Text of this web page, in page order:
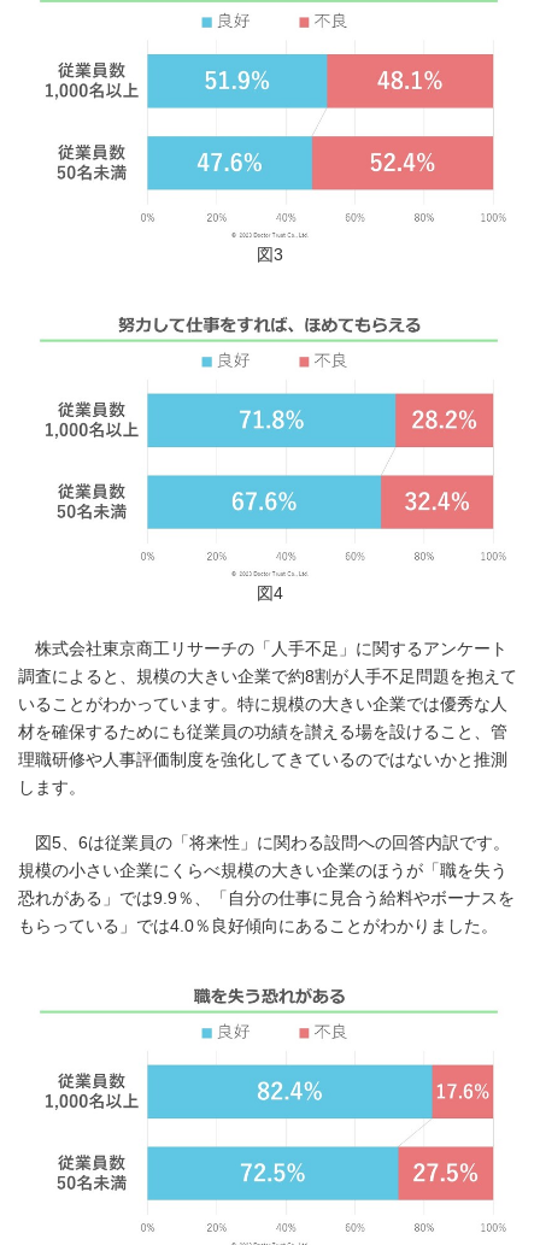
図3
図4
株式会社東京商工リサーチの「人手不足」に関するアンケート
調査によると、規模の大きい企業で約8割が人手不足問題を抱えて
いることがわかっています。特に規模の大きい企業では優秀な人
材を確保するためにも従業員の功績を讃える場を設けること、管
理職研修や人事評価制度を強化してきているのではないかと推測
します。
図5、6は従業員の「将来性」に関わる設問への回答内訳です。
規模の小さい企業にくらべ規模の大きい企業のほうが「職を失う
恐れがある」では9.9％、「自分の仕事に見合う給料やボーナスを
もらっている」では4.0％良好傾向にあることがわかりました。